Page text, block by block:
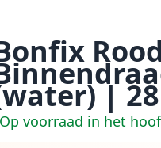
|
Op voorraad in het